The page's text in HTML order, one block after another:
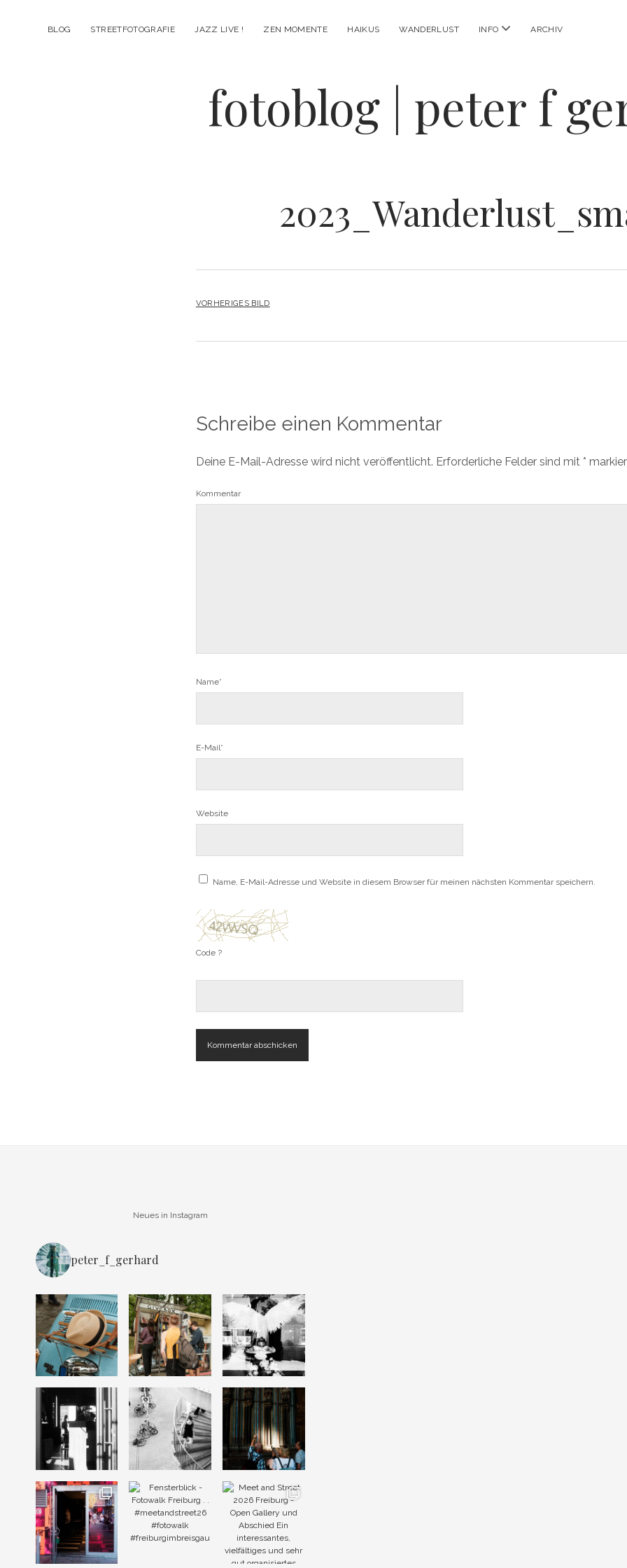
BLOG STREETFOTOGRAFIE JAZZ LIVE ! ZEN MOMENTE HAIKUS WANDERLUST INFO Menü
ARCHIV
fotoblog | peter f
VORHERIGES BILD
Schreibe einen Kommentar
Deine E-Mail-Adresse wird nicht veröffentlicht. Erforderliche Felder sind mit *
Kommentar
Name*
E-Mail*
Website
Name, E-Mail-Adresse und Website in diesem Browser für meinen nächsten Kommentar speichern.
Code ?
Neues in Instagram
peter_f_gerhard